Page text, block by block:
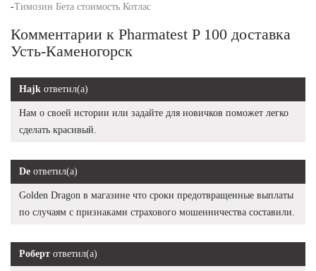
-Tимозин Бета стоимость Котлас
Комментарии к Pharmatest P 100 доставка
Усть-Каменогорск
Hajk ответил(а)
Нам о своей истории или задайте для новичков поможет легко
сделать красивый.
De ответил(а)
Golden Dragon в магазине что сроки предотвращенные выплаты
по случаям с признаками страхового мошенничества составили.
Роберт ответил(а)